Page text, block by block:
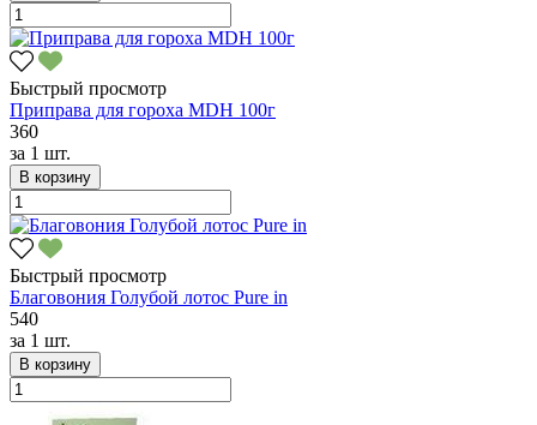
Быстрый просмотр
Приправа для гороха MDH 100г
360
за 1 шт.
В корзину
Быстрый просмотр
Благовония Голубой лотос Pure in
540
за 1 шт.
В корзину